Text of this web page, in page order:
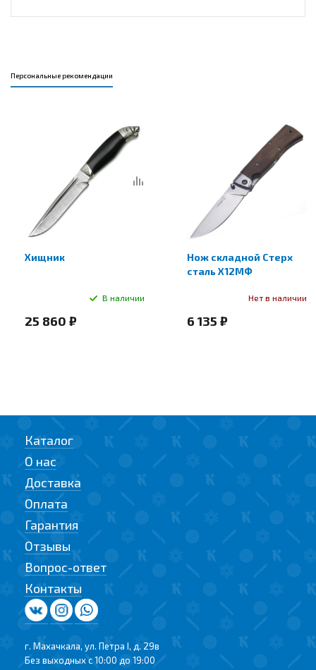
Персональные рекомендации
Хищник
В наличии
25 860 ₽
Нож складной Стерх
сталь Х12МФ
Нет в наличии
6 135 ₽
Каталог
О нас
Доставка
Оплата
Гарантия
Отзывы
Вопрос-ответ
Контакты
г. Махачкала, ул. Петра I, д. 29в
Без выходных с 10:00 до 19:00